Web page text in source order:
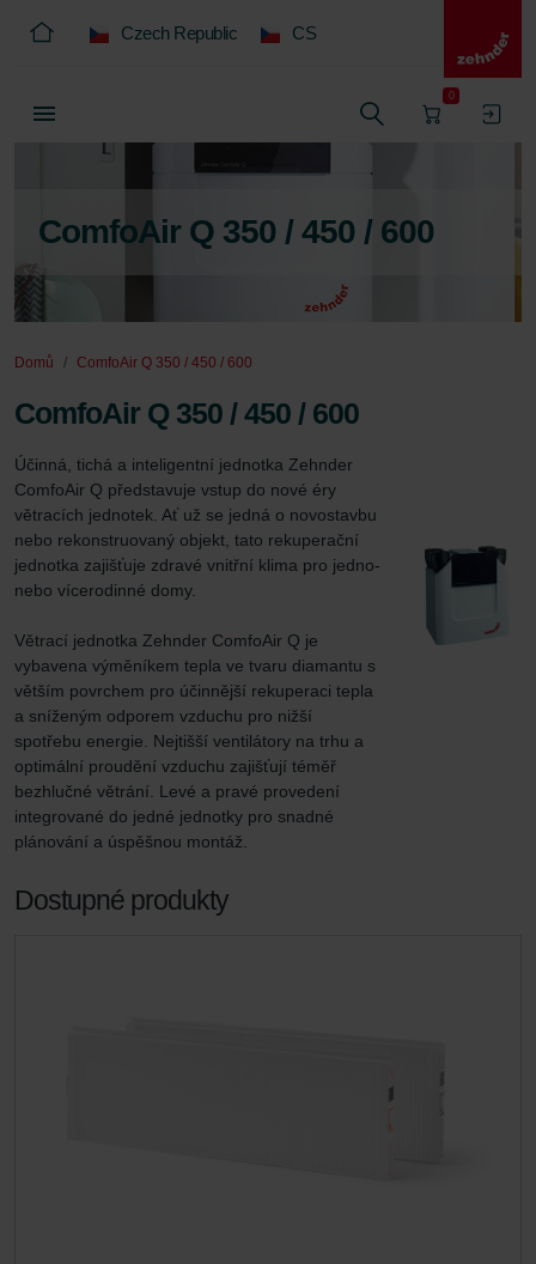
Czech Republic CS
0
ComfoAir Q 350 / 450 / 600
Domů ComfoAir Q 350 / 450 / 600
ComfoAir Q 350 / 450 / 600
Účinná, tichá a inteligentní jednotka Zehnder
ComfoAir Q představuje vstup do nové éry
větracích jednotek. Ať už se jedná o novostavbu
nebo rekonstruovaný objekt, tato rekuperační
jednotka zajišťuje zdravé vnitřní klima pro jedno-
nebo vícerodinné domy.
Větrací jednotka Zehnder ComfoAir Q je
vybavena výměníkem tepla ve tvaru diamantu s
větším povrchem pro účinnější rekuperaci tepla
a sníženým odporem vzduchu pro nižší
spotřebu energie. Nejtišší ventilátory na trhu a
optimální proudění vzduchu zajišťují téměř
bezhlučné větrání. Levé a pravé provedení
integrované do jedné jednotky pro snadné
plánování a úspěšnou montáž.
Dostupné produkty